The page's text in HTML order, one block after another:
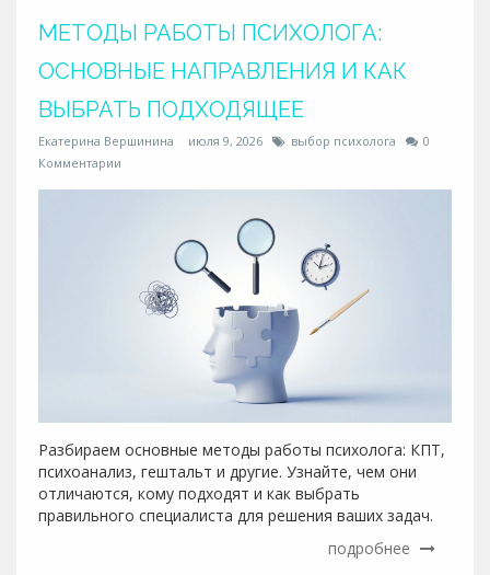
МЕТОДЫ РАБОТЫ ПСИХОЛОГА:
ОСНОВНЫЕ НАПРАВЛЕНИЯ И КАК
ВЫБРАТЬ ПОДХОДЯЩЕЕ
Екатерина Вершинина июля 9, 2026 выбор психолога
0
Комментарии
Разбираем основные методы работы психолога: КПТ,
психоанализ, гештальт и другие. Узнайте, чем они
отличаются, кому подходят и как выбрать
правильного специалиста для решения ваших задач.
подробнее